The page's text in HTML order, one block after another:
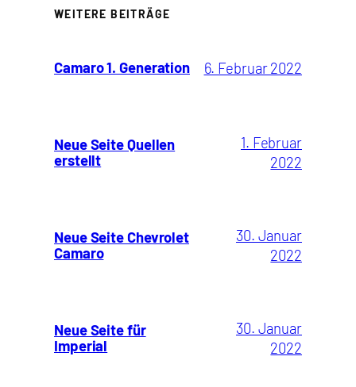
WEITERE BEITRÄGE
Camaro 1. Generation 6. Februar 2022
Neue Seite Quellen
erstellt
1. Februar
2022
Neue Seite Chevrolet
Camaro
30. Januar
2022
Neue Seite für
Imperial
30. Januar
2022